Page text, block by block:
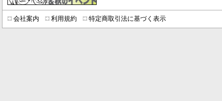
会社案内 利用規約 特定商取引法に基づく表示